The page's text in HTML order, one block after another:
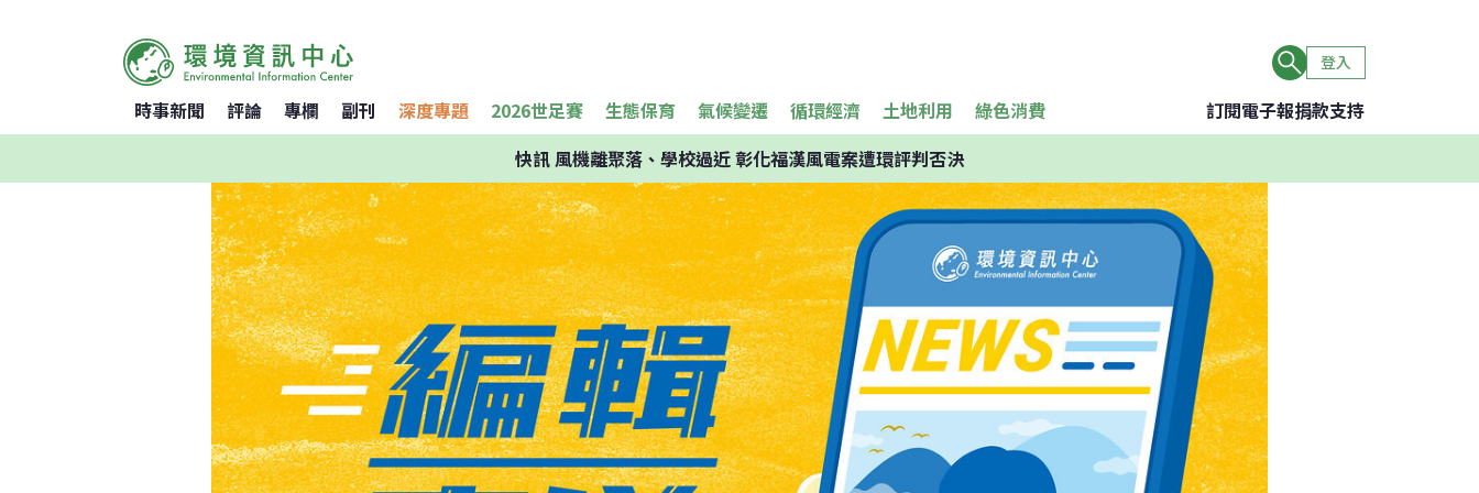
登入
時事新聞 評論 專欄 副刊 深度專題 2026世足賽 生態保育 氣候變遷 循環經濟 土地利用 綠色消費 訂閱電子報捐款支持
快訊風機離聚落、學校過近 彰化福漢風電案遭環評判否決